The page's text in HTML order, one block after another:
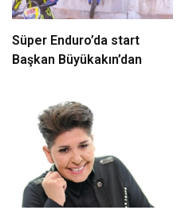
Süper Enduro’da start
Başkan Büyükakın’dan